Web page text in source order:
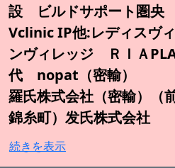
設 ビルドサポート圏央
Vclinic IP他:レディスヴ
ンヴィレッジ ＲＩＡ
代 nopat（密輸）
羅氏株式会社（密輸）（
錦糸町）发氏株式会社
続きを表示